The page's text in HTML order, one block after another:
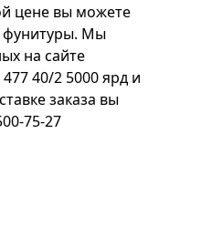
цене вы можете
фунитуры. Мы
на сайте
40/2 5000 ярд и
заказа вы
75-27